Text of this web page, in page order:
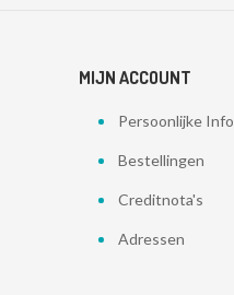
MIJN ACCOUNT
Persoonlijke Info
Bestellingen
Creditnota's
Adressen